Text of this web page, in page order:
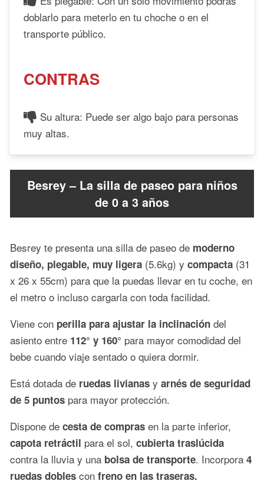
doblarlo para meterlo en tu choche o en el
transporte público.
CONTRAS
Su altura: Puede ser algo bajo para personas
muy altas.
Besrey – La silla de paseo para niños
de 0 a 3 años
Besrey te presenta una silla de paseo de moderno
diseño, plegable, muy ligera (5.6kg) y compacta (31
x 26 x 55cm) para que la puedas llevar en tu coche, en
el metro o incluso cargarla con toda facilidad.
Viene con perilla para ajustar la inclinación del
asiento entre 112° y 160° para mayor comodidad del
bebe cuando viaje sentado o quiera dormir.
Está dotada de ruedas livianas y arnés de seguridad
de 5 puntos para mayor protección.
Dispone de cesta de compras en la parte inferior,
capota retráctil para el sol, cubierta traslúcida
contra la lluvia y una bolsa de transporte. Incorpora 4
ruedas dobles con freno en las traseras.